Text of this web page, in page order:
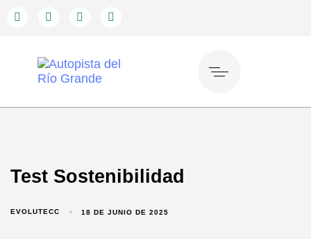
Test Sostenibilidad
EVOLUTECC 18 DE JUNIO DE 2025